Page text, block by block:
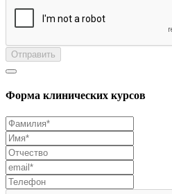
Отправить
Форма клинических курсов